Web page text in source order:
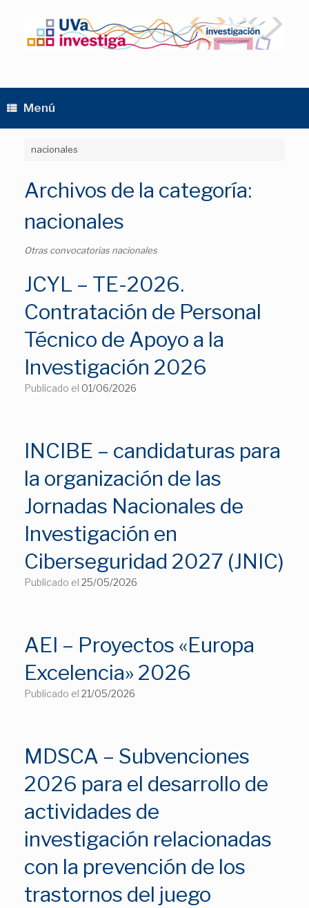
contenido
Menú
nacionales
Archivos de la categoría:
nacionales
Otras convocatorias nacionales
JCYL – TE-2026.
Contratación de Personal
Técnico de Apoyo a la
Investigación 2026
Publicado el 01/06/2026
INCIBE – candidaturas para
la organización de las
Jornadas Nacionales de
Investigación en
Ciberseguridad 2027 (JNIC)
Publicado el 25/05/2026
AEI – Proyectos «Europa
Excelencia» 2026
Publicado el 21/05/2026
MDSCA – Subvenciones
2026 para el desarrollo de
actividades de
investigación relacionadas
con la prevención de los
trastornos del juego